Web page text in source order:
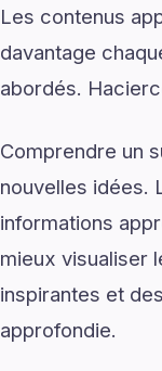
Les contenus
davantage
abordés.
Comprendre un
nouvelles idées.
informations
mieux visualiser
inspirantes et
approfondie.